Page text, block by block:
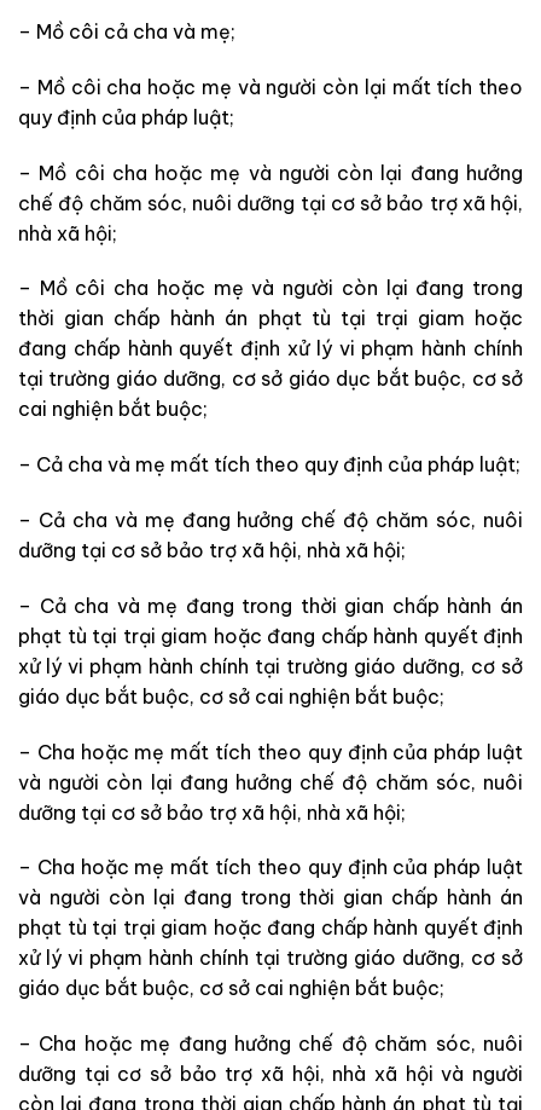
– Mồ côi cả cha và mẹ;
– Mồ côi cha hoặc mẹ và người còn lại mất tích theo
quy định của pháp luật;
– Mồ côi cha hoặc mẹ và người còn lại đang hưởng
chế độ chăm sóc, nuôi dưỡng tại cơ sở bảo trợ xã hội,
nhà xã hội;
– Mồ côi cha hoặc mẹ và người còn lại đang trong
thời gian chấp hành án phạt tù tại trại giam hoặc
đang chấp hành quyết định xử lý vi phạm hành chính
tại trường giáo dưỡng, cơ sở giáo dục bắt buộc, cơ sở
cai nghiện bắt buộc;
– Cả cha và mẹ mất tích theo quy định của pháp luật;
– Cả cha và mẹ đang hưởng chế độ chăm sóc, nuôi
dưỡng tại cơ sở bảo trợ xã hội, nhà xã hội;
– Cả cha và mẹ đang trong thời gian chấp hành án
phạt tù tại trại giam hoặc đang chấp hành quyết định
xử lý vi phạm hành chính tại trường giáo dưỡng, cơ sở
giáo dục bắt buộc, cơ sở cai nghiện bắt buộc;
– Cha hoặc mẹ mất tích theo quy định của pháp luật
và người còn lại đang hưởng chế độ chăm sóc, nuôi
dưỡng tại cơ sở bảo trợ xã hội, nhà xã hội;
– Cha hoặc mẹ mất tích theo quy định của pháp luật
và người còn lại đang trong thời gian chấp hành án
phạt tù tại trại giam hoặc đang chấp hành quyết định
xử lý vi phạm hành chính tại trường giáo dưỡng, cơ sở
giáo dục bắt buộc, cơ sở cai nghiện bắt buộc;
– Cha hoặc mẹ đang hưởng chế độ chăm sóc, nuôi
dưỡng tại cơ sở bảo trợ xã hội, nhà xã hội và người
còn lại đang trong thời gian chấp hành án phạt tù tại